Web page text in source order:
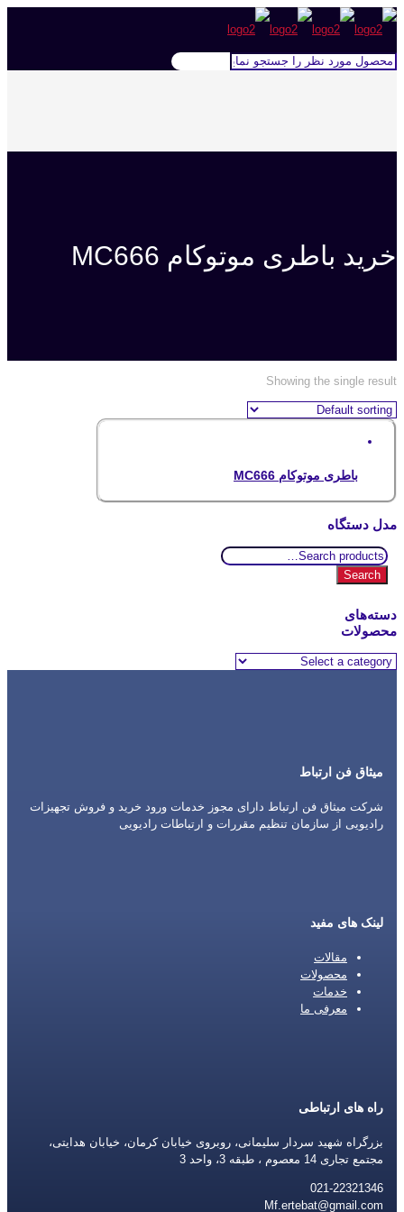
خرید باطری موتوکام MC666
Showing the single result
باطری موتوکام MC666
مدل دستگاه
Search
for:
Search
دسته‌های
محصولات
میثاق فن ارتباط
شرکت میثاق فن ارتباط دارای مجوز خدمات ورود خرید و فروش تجهیزات
رادیویی از سازمان تنظیم مقررات و ارتباطات رادیویی
لینک های مفید
مقالات
محصولات
خدمات
معرفی ما
راه های ارتباطی
بزرگراه شهید سردار سلیمانی، روبروی خیابان کرمان، خیابان هدایتی،
مجتمع تجاری 14 معصوم ، طبقه 3، واحد 3
021-22321346
Mf.ertebat@gmail.com